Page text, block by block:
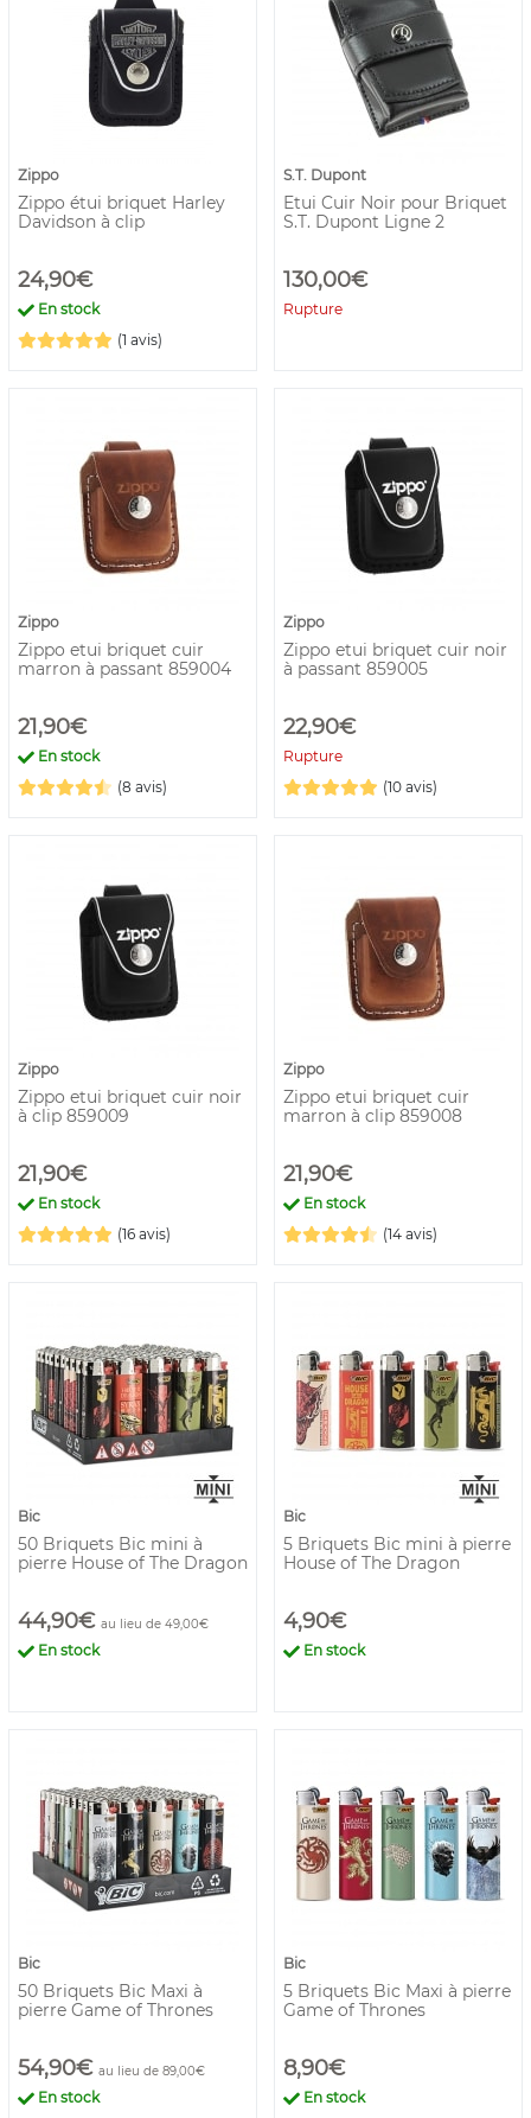
Zippo
Zippo étui briquet Harley
Davidson à clip
24,90€
En stock
(1 avis)
S.T. Dupont
Etui Cuir Noir pour Briquet
S.T. Dupont Ligne 2
130,00€
Rupture
Zippo
Zippo etui briquet cuir
marron à passant 859004
21,90€
En stock
(8 avis)
Zippo
Zippo etui briquet cuir noir
à passant 859005
22,90€
Rupture
(10 avis)
Zippo
Zippo etui briquet cuir noir
à clip 859009
21,90€
En stock
(16 avis)
Zippo
Zippo etui briquet cuir
marron à clip 859008
21,90€
En stock
(14 avis)
Bic
50 Briquets Bic mini à
pierre House of The Dragon
44,90€ au lieu de 49,00€
En stock
Bic
5 Briquets Bic mini à pierre
House of The Dragon
4,90€
En stock
Bic
50 Briquets Bic Maxi à
pierre Game of Thrones
54,90€ au lieu de 89,00€
En stock
Bic
5 Briquets Bic Maxi à pierre
Game of Thrones
8,90€
En stock